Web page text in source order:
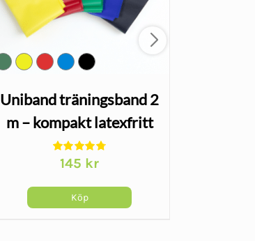
Uniband träningsband 2
m – kompakt latexfritt
gummiband
145 kr
Köp